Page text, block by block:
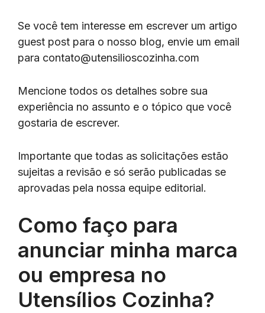
Se você tem interesse em escrever um artigo
guest post para o nosso blog, envie um email
para contato@utensilioscozinha.com
Mencione todos os detalhes sobre sua
experiência no assunto e o tópico que você
gostaria de escrever.
Importante que todas as solicitações estão
sujeitas a revisão e só serão publicadas se
aprovadas pela nossa equipe editorial.
Como faço para
anunciar minha marca
ou empresa no
Utensílios Cozinha?